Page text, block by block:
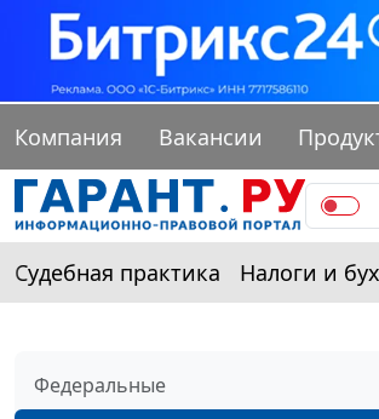
Компания Вакансии
Судебная практика Налоги и
Федеральные